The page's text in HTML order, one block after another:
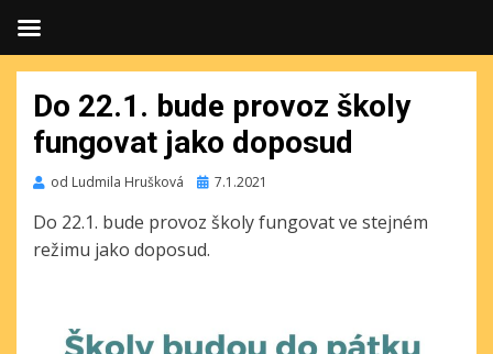
Do 22.1. bude provoz školy
fungovat jako doposud
od Ludmila Hrušková Publikováno
7.1.2021
Do 22.1. bude provoz školy fungovat ve stejném
režimu jako doposud.